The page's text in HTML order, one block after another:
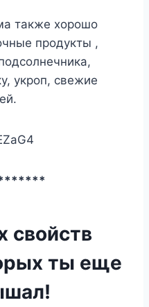
также хорошо
продукты ,
укроп, свежие
свойств
ты еще